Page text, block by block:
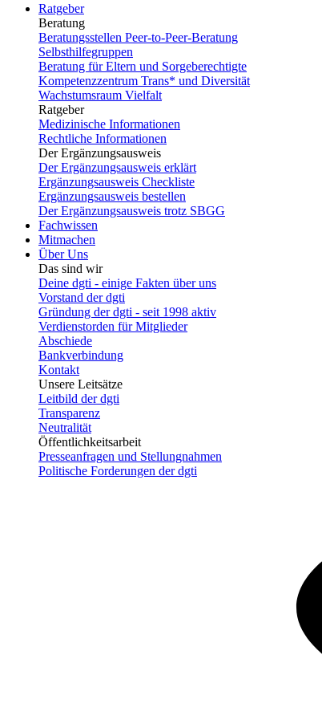
Ratgeber
Beratung
Beratungsstellen Peer-to-Peer-Beratung
Selbsthilfegruppen
Beratung für Eltern und Sorgeberechtigte
Kompetenzzentrum Trans* und Diversität
Wachstumsraum Vielfalt
Ratgeber
Medizinische Informationen
Rechtliche Informationen
Der Ergänzungsausweis
Der Ergänzungsausweis erklärt
Ergänzungsausweis Checkliste
Ergänzungsausweis bestellen
Der Ergänzungsausweis trotz SBGG
Fachwissen
Mitmachen
Über Uns
Das sind wir
Deine dgti - einige Fakten über uns
Vorstand der dgti
Gründung der dgti - seit 1998 aktiv
Verdienstorden für Mitglieder
Abschiede
Bankverbindung
Kontakt
Unsere Leitsätze
Leitbild der dgti
Transparenz
Neutralität
Öffentlichkeitsarbeit
Presseanfragen und Stellungnahmen
Politische Forderungen der dgti